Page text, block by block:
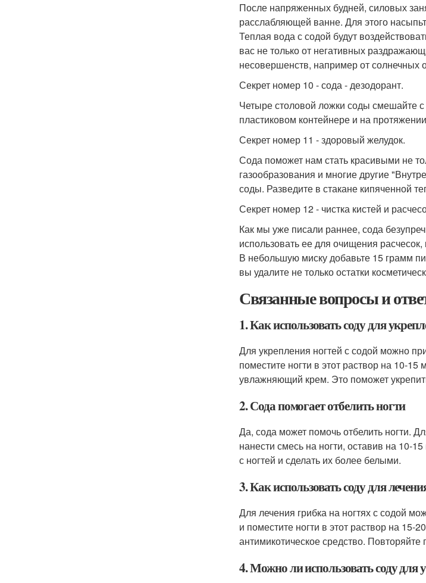
После напряженных будней, силовых
расслабляющей ванне. Для этого
Теплая вода с содой будут
вас не только от негативных
несовершенств, например от солнечных
Секрет номер 10 - сода - дезодорант.
Четыре столовой ложки соды смешайте
пластиковом контейнере и на
Секрет номер 11 - здоровый желудок.
Сода поможет нам стать красивыми не
газообразования и многие другие
соды. Разведите в стакане кипяченной
Секрет номер 12 - чистка кистей и
Как мы уже писали раннее, сода
использовать ее для очищения
В небольшую миску добавьте 15 грамм
вы удалите не только остатки
Связанные вопросы и
1. Как использовать соду для
Для укрепления ногтей с содой можно
поместите ногти в этот раствор на 10-
увлажняющий крем. Это поможет
2. Сода помогает отбелить ногти
Да, сода может помочь отбелить ногти.
нанести смесь на ногти, оставив на 10-
с ногтей и сделать их более белыми.
3. Как использовать соду для
Для лечения грибка на ногтях с содой
и поместите ногти в этот раствор на
антимикотическое средство.
4. Можно ли использовать соду